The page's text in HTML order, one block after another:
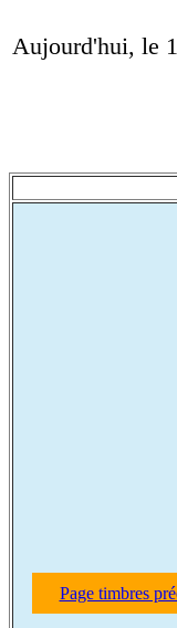
Aujourd'hui, le
Page timbres